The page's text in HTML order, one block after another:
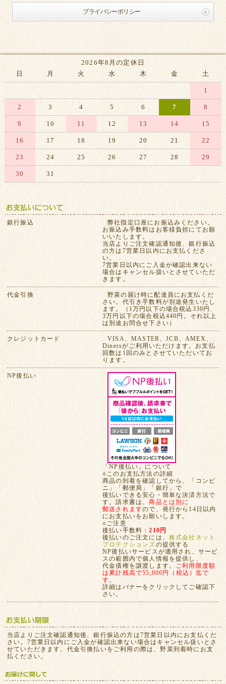
プライバシーポリシー
2026年8月の定休日
日
月 火 水 木 金 土
1
2 3 4 5 6 7 8
9 10 11 12 13 14 15
16 17 18 19 20 21 22
23 24 25 26 27 28 29
30 31
※赤字は休業日です
銀行振込
弊社指定口座にお振込みください。
お振込み手数料はお客様負担にてお願
いいたします。
当店よりご注文確認通知後、銀行振込
の方は7営業日以内にお支払くださ
い。
7営業日以内にご入金が確認出来ない
場合はキャンセル扱いとさせていただ
きます。
代金引換
野菜の届け時に配達員にお支払くだ
さい。代引き手数料が別途発生いたし
ます。（1万円以下の場合税込330円、
3万円以下の場合税込440円。それ以上
は別途お問合せ下さい）
クレジットカード
VISA、MASTER、JCB、AMEX、
Dinersがご利用いただけます。お支払
回数は1回のみとさせていただいてお
ります。
NP後払い
「NP後払い」について
○このお支払方法の詳細
商品の到着を確認してから、「コンビ
ニ」「郵便局」「銀行」で
後払いできる安心・簡単な決済方法で
す。請求書は、商品とは別に
郵送されますので、発行から14日以内
にお支払いをお願いします。
○ご注意
後払い手数料：210円
後払いのご注文には、 株式会社ネット
プロテクションズの提供する
NP後払いサービスが適用され、サービ
スの範囲内で個人情報を提供し、
代金債権を譲渡します。 ご利用限度額
は累計残高で55,000円（税込）迄で
す。
詳細はバナーをクリックしてご確認下
さい。
当店よりご注文確認通知後、銀行振込の方は7営業日以内にお支払くだ
さい。7営業日以内にご入金が確認出来ない場合はキャンセル扱いとさ
せていただきます。代金引換払いをご利用の際は、野菜到着時にお支
払ください。